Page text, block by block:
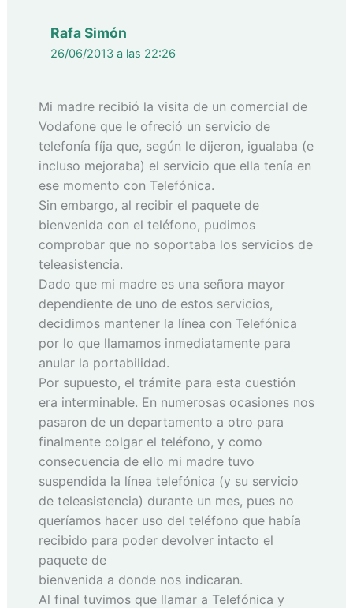
Rafa Simón
26/06/2013 a las 22:26
Mi madre recibió la visita de un comercial de
Vodafone que le ofreció un servicio de
telefonía fíja que, según le dijeron, igualaba (e
incluso mejoraba) el servicio que ella tenía en
ese momento con Telefónica.
Sin embargo, al recibir el paquete de
bienvenida con el teléfono, pudimos
comprobar que no soportaba los servicios de
teleasistencia.
Dado que mi madre es una señora mayor
dependiente de uno de estos servicios,
decidimos mantener la línea con Telefónica
por lo que llamamos inmediatamente para
anular la portabilidad.
Por supuesto, el trámite para esta cuestión
era interminable. En numerosas ocasiones nos
pasaron de un departamento a otro para
finalmente colgar el teléfono, y como
consecuencia de ello mi madre tuvo
suspendida la línea telefónica (y su servicio
de teleasistencia) durante un mes, pues no
queríamos hacer uso del teléfono que había
recibido para poder devolver intacto el
paquete de
bienvenida a donde nos indicaran.
Al final tuvimos que llamar a Telefónica y